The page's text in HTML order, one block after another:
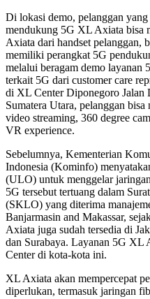
Di lokasi demo, pelanggan
mendukung 5G XL Axiata bisa
Axiata dari handset pelanggan,
memiliki perangkat 5G
melalui beragam demo layanan
terkait 5G dari customer care
di XL Center Diponegoro Jalan
Sumatera Utara, pelanggan
video streaming, 360 degree
VR experience.
Sebelumnya, Kementerian
Indonesia (Kominfo)
(ULO) untuk menggelar
5G tersebut tertuang dalam
(SKLO) yang diterima
Banjarmasin and Makassar,
Axiata juga sudah tersedia di
dan Surabaya. Layanan 5G XL
Center di kota-kota ini.
XL Axiata akan mempercepat
diperlukan, termasuk jaringan